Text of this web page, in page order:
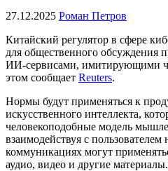
27.12.2025 Роман Петров
Китайский регулятор в сфере
для общественного обсуждения
ИИ-сервисами, имитирующими
этом сообщает Reuters.
Нормы будут применяться к
искусственного интеллекта,
человекоподобные модель
взаимодействуя с
коммуникациях могут
аудио, видео и другие материалы.